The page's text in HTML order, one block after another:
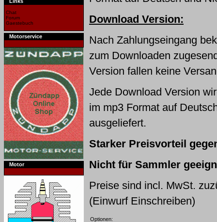
Chat
Forum
Gaestebuch
Motorservice
Motor
Download Version:
Nach Zahlungseingang
zum Downloaden
Version fallen keine
Jede Download Version
im mp3 Format auf
ausgeliefert.
Starker Preisvorteil
Nicht für Sammler
Preise sind incl. MwSt.
(Einwurf Einschreiben)
Optionen: